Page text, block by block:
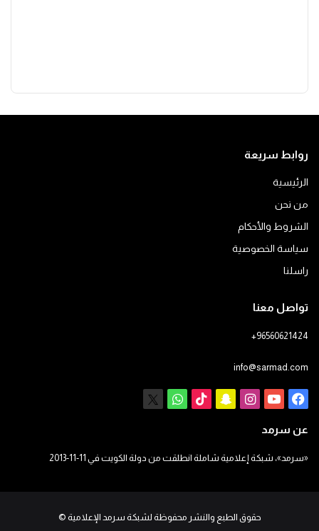
روابط سريعة
الرئيسية
من نحن
الشروط والأحكام
سياسة الخصوصية
راسلنا
تواصل معنا
+96560621424
info@sarmad.com
فيسبوكيوتيوبانستقرام
سناب ‫TikTokواتساب
عن سرمد
«سرمد»، شبكة إعلامية شاملة انطلقت من دولة الكويت في 11-11-2013
حقوق الطبع والنشر محفوظة لشبكة سرمد الإعلامية ©